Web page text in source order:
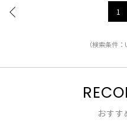
1
（検索条件
おすす